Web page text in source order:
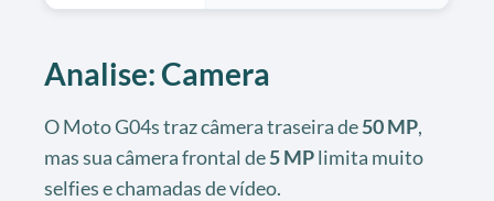
Analise: Camera
O Moto G04s traz câmera traseira de50 MP,
mas sua câmera frontal de5 MPlimita muito
selfies e chamadas de vídeo.